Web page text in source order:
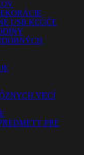
USB KĽÚČE
VECÍ
PRE